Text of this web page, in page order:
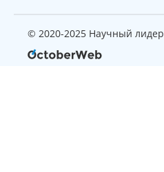
© 2020-2025 Научный лидер